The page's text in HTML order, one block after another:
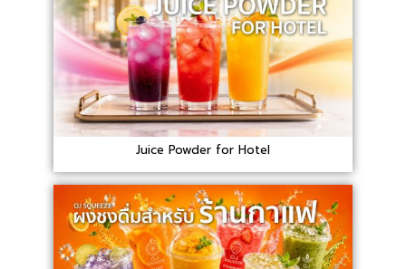
Juice Powder for Hotel